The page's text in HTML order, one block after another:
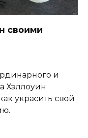
своими
и
Хэллоуин
украсить свой